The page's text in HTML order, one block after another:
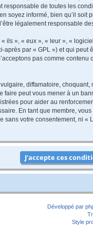
responsable de toutes les
soyez informé, bien qu’il
légalement responsable
ils », « eux », « leur », «
après par « GPL ») et qui peut
pas comme
diffamatoire,
peut vous mener à un
pour aider au
En tant que membre,
votre consentement, ni
Développé par
Style